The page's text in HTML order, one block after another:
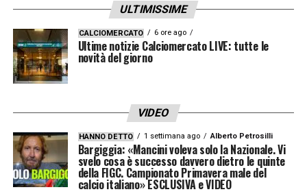
ULTIMISSIME
CALCIOMERCATO 6 ore ago
Ultime notizie Calciomercato LIVE: tutte le
novità del giorno
VIDEO
HANNO DETTO 1 settimana ago Alberto Petrosilli
Bargiggia: «Mancini voleva solo la Nazionale. Vi
svelo cosa è successo davvero dietro le quinte
della FIGC. Campionato Primavera male del
calcio italiano» ESCLUSIVA e VIDEO